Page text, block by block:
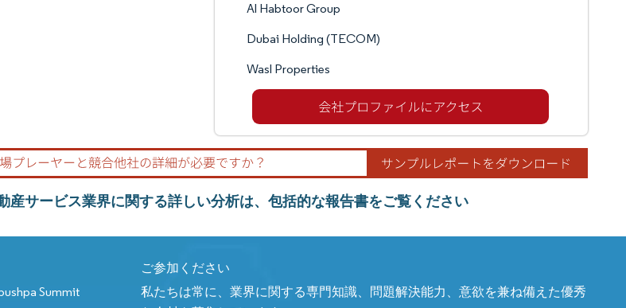
Al Habtoor Group
Dubai Holding (TECOM)
Wasl Properties
産サービス業界に関する詳しい分析は、包括的な報告書をご覧ください
Summit
ご参加ください
私たちは常に、業界に関する専門知識、問題解決能力、意欲を兼ね備えた優秀